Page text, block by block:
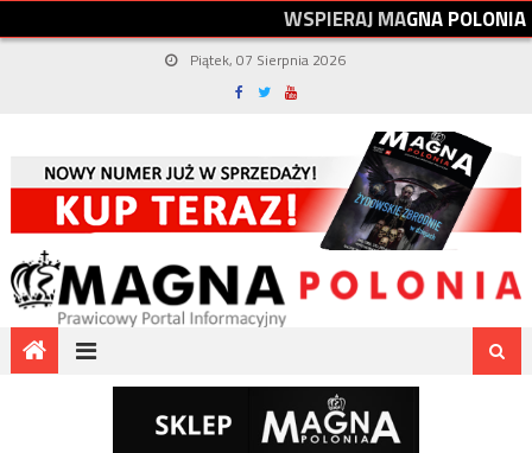
WSPIERAJMAGNAPOLONIA
Piątek, 07 Sierpnia 2026